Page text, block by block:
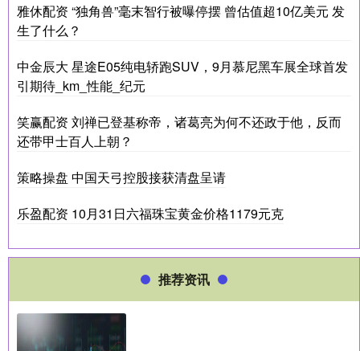
雅休配资 “独角兽”毫末智行被曝停摆 曾估值超10亿美元 发
生了什么？
中金辰大 星途E05纯电轿跑SUV，9月慕尼黑车展全球首发
引期待_km_性能_纪元
笑赢配资 刘禅已登基称帝，诸葛亮为何不还政于他，反而
还带甲士百人上朝？
策略操盘 中国天弓控股接获清盘呈请
乐盈配资 10月31日六福珠宝黄金价格1179元克
推荐资讯